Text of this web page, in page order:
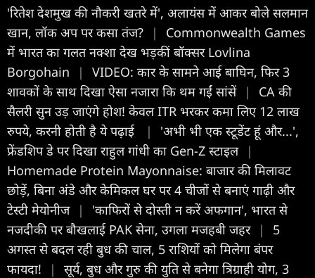
'रितेश देशमुख की नौकरी खतरे में', अलायंस में आकर बोले सलमान
खान, लॉक अप पर कसा तंज?
|
Commonwealth Games
में भारत का गलत नक्शा देख भड़कीं बॉक्सर Lovlina
Borgohain
|
VIDEO: कार के सामने आई बाघिन, फिर 3
शावकों के साथ दिखा ऐसा नजारा कि थम गईं सांसें |
CA की
सैलरी सुन उड़ जाएंगे होश! केवल ITR भरकर कमा लिए 12 लाख
रुपये, करनी होती है ये पढ़ाई
|
'अभी भी एक स्टूडेंट हूं और...',
फ्रेंडशिप डे पर दिखा राहुल गांधी का Gen-Z स्टाइल |
Homemade Protein Mayonnaise: बाजार की मिलावट
छोड़ें, बिना अंडे और केमिकल घर पर 4 चीजों से बनाएं गाढ़ी और
टेस्टी मेयोनीज |
'काफिरों से दोस्ती न करें अफगान', भारत से
नजदीकी पर बौखलाई PAK सेना, उगला मजहबी जहर |
5
अगस्त से बदल रही बुध की चाल, 5 राशियों को मिलेगा बंपर
फायदा!
|
सूर्य, बुध और गुरु की युति से बनेगा त्रिग्राही योग, 3